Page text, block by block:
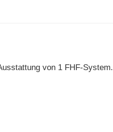
von 1 FHF-System.